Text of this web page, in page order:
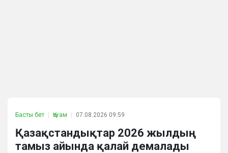
Басты бет Қоғам 07.08.2026 09:59
Қазақстандықтар 2026 жылдың
тамыз айында қалай демалады